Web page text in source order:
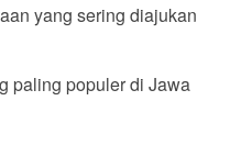
yang sering diajukan
paling populer di Jawa